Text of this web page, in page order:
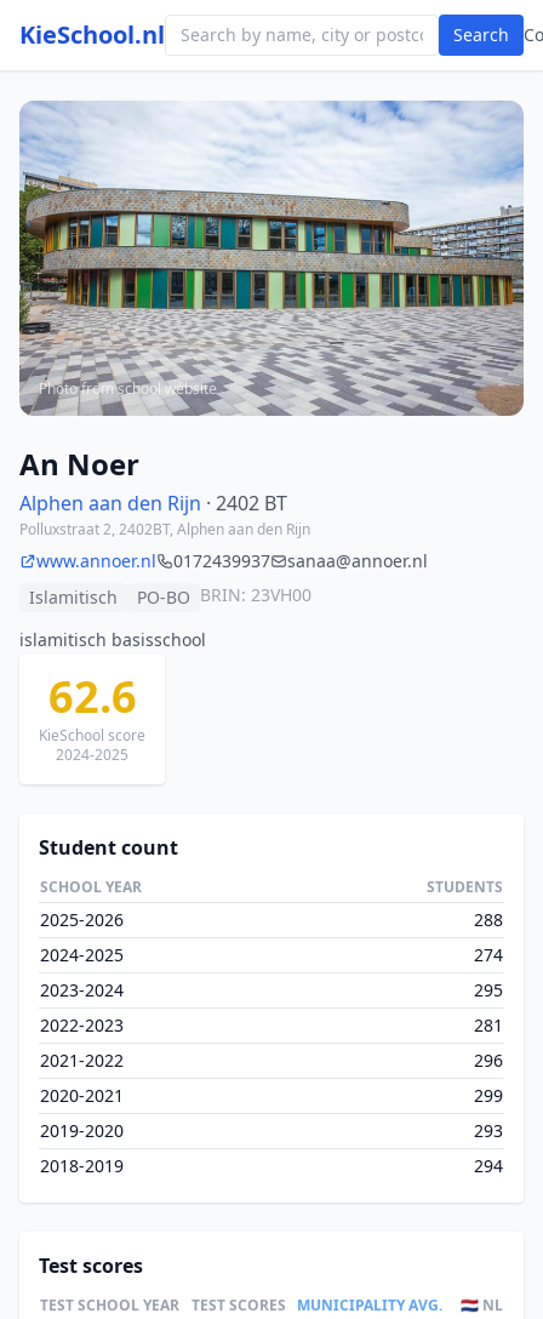
KieSchool.nl Search
Photo from school website
An Noer
Alphen aan den Rijn · 2402 BT
Polluxstraat 2, 2402BT, Alphen aan den Rijn
www.annoer.nl 0172439937
sanaa@annoer.nl
Islamitisch
PO-BO BRIN: 23VH00
islamitisch basisschool
62.6
KieSchool score
2024-2025
Student count
SCHOOL YEAR STUDENTS
2025-2026
288
2024-2025
274
2023-2024
295
2022-2023
281
2021-2022
296
2020-2021
299
2019-2020
293
2018-2019
294
Test scores
TESTSCHOOL YEAR TEST SCORES MUNICIPALITY AVG. 🇳🇱 NL